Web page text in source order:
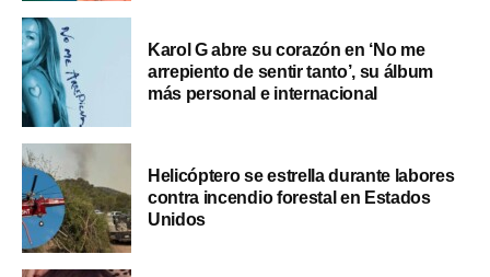
Karol G abre su corazón en ‘No me
arrepiento de sentir tanto’, su álbum
más personal e internacional
Helicóptero se estrella durante labores
contra incendio forestal en Estados
Unidos